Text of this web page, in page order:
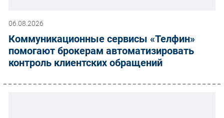
06.08.2026
Коммуникационные сервисы «Телфин»
помогают брокерам автоматизировать
контроль клиентских обращений